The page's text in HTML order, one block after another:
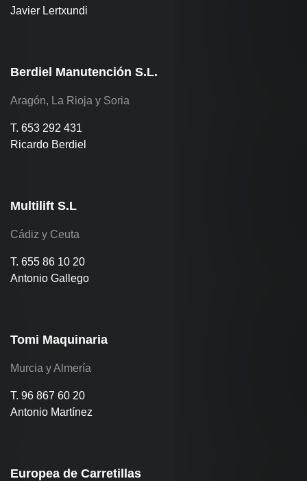
Javier Lertxundi
Berdiel Manutención S.L.
Aragón, La Rioja y Soria
T. 653 292 431
Ricardo Berdiel
Multilift S.L
Cádiz y Ceuta
T. 655 86 10 20
Antonio Gallego
Tomi Maquinaria
Murcia y Almería
T. 96 867 60 20
Antonio Martínez
Europea de Carretillas